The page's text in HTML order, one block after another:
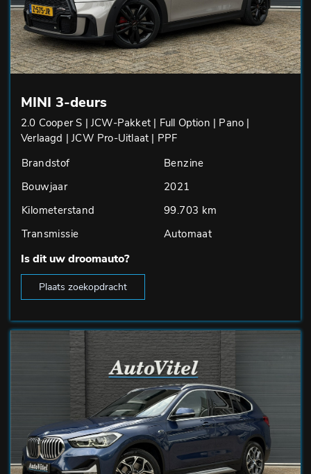
MINI 3-deurs
2.0 Cooper S | JCW-Pakket | Full Option | Pano |
Verlaagd | JCW Pro-Uitlaat | PPF
Brandstof
Benzine
Bouwjaar
2021
Kilometerstand
99.703 km
Transmissie
Automaat
Is dit uw droomauto?
Plaats zoekopdracht